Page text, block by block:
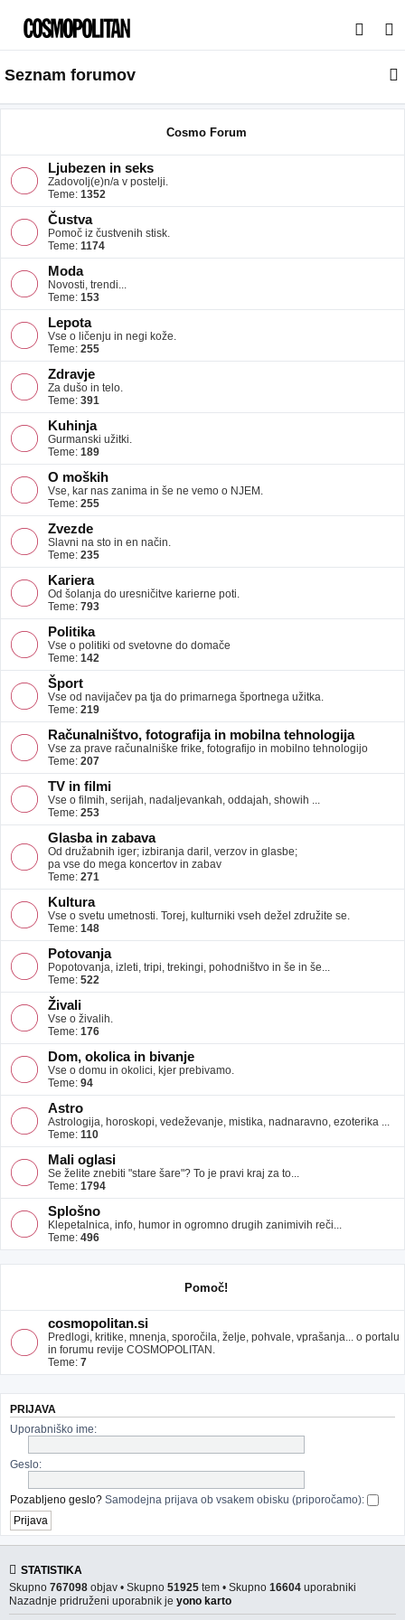
s
a
Seznam forumov
Cosmo Forum
Ljubezen in seks
Zadovolj(e)n/a v postelji.
Teme: 1352
Čustva
Pomoč iz čustvenih stisk.
Teme: 1174
Moda
Novosti, trendi...
Teme: 153
Lepota
Vse o ličenju in negi kože.
Teme: 255
Zdravje
Za dušo in telo.
Teme: 391
Kuhinja
Gurmanski užitki.
Teme: 189
O moških
Vse, kar nas zanima in še ne vemo o NJEM.
Teme: 255
Zvezde
Slavni na sto in en način.
Teme: 235
Kariera
Od šolanja do uresničitve karierne poti.
Teme: 793
Politika
Vse o politiki od svetovne do domače
Teme: 142
Šport
Vse od navijačev pa tja do primarnega športnega užitka.
Teme: 219
Računalništvo, fotografija in mobilna tehnologija
Vse za prave računalniške frike, fotografijo in mobilno tehnologijo
Teme: 207
TV in filmi
Vse o filmih, serijah, nadaljevankah, oddajah, showih ...
Teme: 253
Glasba in zabava
Od družabnih iger; izbiranja daril, verzov in glasbe;
pa vse do mega koncertov in zabav
Teme: 271
Kultura
Vse o svetu umetnosti. Torej, kulturniki vseh dežel združite se.
Teme: 148
Potovanja
Popotovanja, izleti, tripi, trekingi, pohodništvo in še in še...
Teme: 522
Živali
Vse o živalih.
Teme: 176
Dom, okolica in bivanje
Vse o domu in okolici, kjer prebivamo.
Teme: 94
Astro
Astrologija, horoskopi, vedeževanje, mistika, nadnaravno, ezoterika ...
Teme: 110
Mali oglasi
Se želite znebiti "stare šare"? To je pravi kraj za to...
Teme: 1794
Splošno
Klepetalnica, info, humor in ogromno drugih zanimivih reči...
Teme: 496
Pomoč!
cosmopolitan.si
Predlogi, kritike, mnenja, sporočila, želje, pohvale, vprašanja... o portalu
in forumu revije COSMOPOLITAN.
Teme: 7
PRIJAVA
Uporabniško ime:
Geslo:
Pozabljeno geslo? Samodejna prijava ob vsakem obisku (priporočamo):
STATISTIKA
Skupno 767098 objav • Skupno 51925 tem • Skupno 16604 uporabniki
Nazadnje pridruženi uporabnik je yono karto